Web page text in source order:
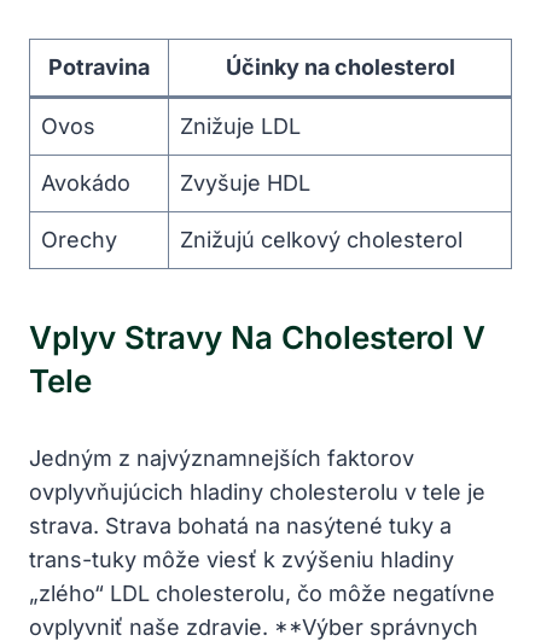
Potravina Účinky na cholesterol
Ovos Znižuje LDL
Avokádo Zvyšuje HDL
Orechy Znižujú celkový cholesterol
Vplyv Stravy Na Cholesterol V
Tele
Jedným z najvýznamnejších faktorov
ovplyvňujúcich hladiny cholesterolu v tele je
strava. Strava bohatá na nasýtené tuky a
trans-tuky môže viesť k zvýšeniu hladiny
„zlého“ LDL cholesterolu, čo môže negatívne
ovplyvniť naše zdravie. **Výber správnych